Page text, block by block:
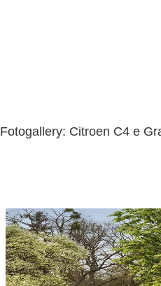
Fotogallery: Citroen C4 e